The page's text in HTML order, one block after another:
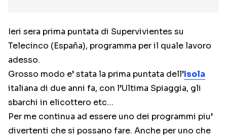
Ieri sera prima puntata di Supervivientes su
Telecinco (España), programma per il quale lavoro
adesso.
Grosso modo e’ stata la prima puntata dell’Isola
italiana di due anni fa, con l’Ultima Spiaggia, gli
sbarchi in elicottero etc…
Per me continua ad essere uno dei programmi piu’
divertenti che si possano fare. Anche per uno che